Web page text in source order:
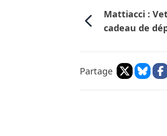
Mattiacci :
cadeau de
Partage